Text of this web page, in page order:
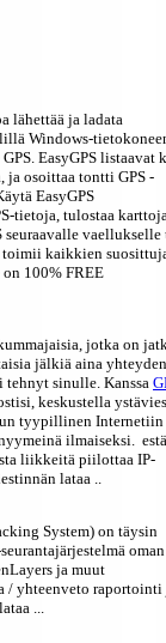
lähettää ja ladata
Windows-
EasyGPS listaavat
ja osoittaa tontti GPS -
EasyGPS
tietoja, tulostaa
seuraavalle vaellukselle
toimii kaikkien
on 100% FREE
jotka on
jälkiä aina yhteyden
tehnyt sinulle. Kanssa
keskustella
tyypillinen Internetiin
ilmaiseksi.
liikkeitä piilottaa IP-
lataa ..
System) on täysin
oman
ja muut
/ yhteenveto raportointi
...